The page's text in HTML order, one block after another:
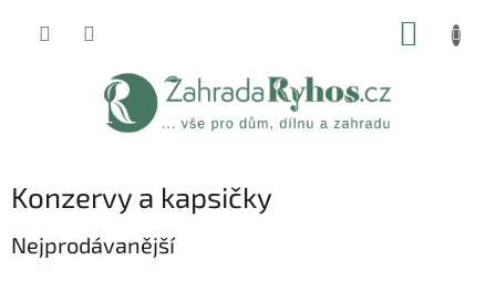
Konzervy a kapsičky
Nejprodávanější